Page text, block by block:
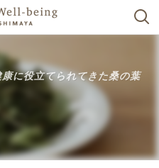
に役立てられてきた桑の葉